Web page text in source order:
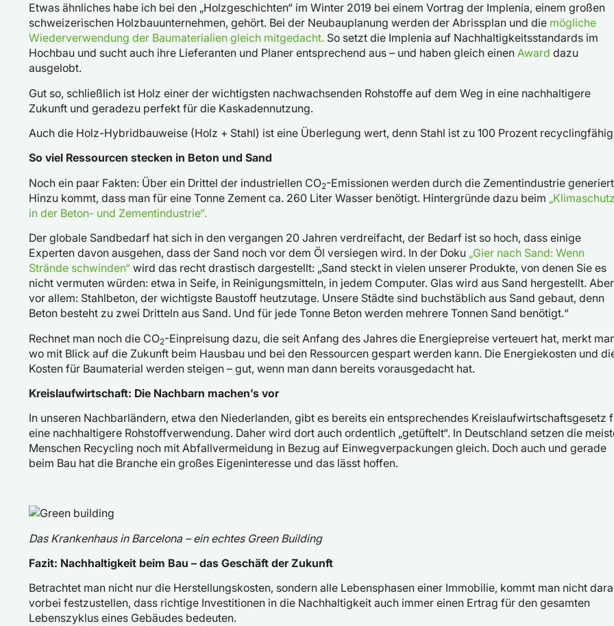
Etwas ähnliches habe ich bei den „Holzgeschichten“ im Winter 2019 bei einem Vortrag der Implenia, einem großen
schweizerischen Holzbauunternehmen, gehört. Bei der Neubauplanung werden der Abrissplan und die mögliche
Wiederverwendung der Baumaterialien gleich mitgedacht. So setzt die Implenia auf Nachhaltigkeitsstandards im
Hochbau und sucht auch ihre Lieferanten und Planer entsprechend aus – und haben gleich einen Award dazu
ausgelobt.
Gut so, schließlich ist Holz einer der wichtigsten nachwachsenden Rohstoffe auf dem Weg in eine nachhaltigere
Zukunft und geradezu perfekt für die Kaskadennutzung.
Auch die Holz-Hybridbauweise (Holz + Stahl) ist eine Überlegung wert, denn Stahl ist zu 100 Prozent
So viel Ressourcen stecken in Beton und Sand
Noch ein paar Fakten: Über ein Drittel der industriellen CO2-Emissionen werden durch die Zementindustrie
Hinzu kommt, dass man für eine Tonne Zement ca. 260 Liter Wasser benötigt. Hintergründe dazu beim
in der Beton- und Zementindustrie“.
Der globale Sandbedarf hat sich in den vergangen 20 Jahren verdreifacht, der Bedarf ist so hoch, dass einige
Experten davon ausgehen, dass der Sand noch vor dem Öl versiegen wird. In der Doku „Gier nach Sand: Wenn
Strände schwinden“ wird das recht drastisch dargestellt: „Sand steckt in vielen unserer Produkte, von denen Sie es
nicht vermuten würden: etwa in Seife, in Reinigungsmitteln, in jedem Computer. Glas wird aus Sand hergestellt. Aber
vor allem: Stahlbeton, der wichtigste Baustoff heutzutage. Unsere Städte sind buchstäblich aus Sand gebaut, denn
Beton besteht zu zwei Dritteln aus Sand. Und für jede Tonne Beton werden mehrere Tonnen Sand benötigt.“
Rechnet man noch die CO2-Einpreisung dazu, die seit Anfang des Jahres die Energiepreise verteuert hat, merkt
wo mit Blick auf die Zukunft beim Hausbau und bei den Ressourcen gespart werden kann. Die Energiekosten und
Kosten für Baumaterial werden steigen – gut, wenn man dann bereits vorausgedacht hat.
Kreislaufwirtschaft: Die Nachbarn machen’s vor
In unseren Nachbarländern, etwa den Niederlanden, gibt es bereits ein entsprechendes Kreislaufwirtschaftsgesetz
eine nachhaltigere Rohstoffverwendung. Daher wird dort auch ordentlich „getüftelt“. In Deutschland setzen die
Menschen Recycling noch mit Abfallvermeidung in Bezug auf Einwegverpackungen gleich. Doch auch und gerade
beim Bau hat die Branche ein großes Eigeninteresse und das lässt hoffen.
Das Krankenhaus in Barcelona – ein echtes Green Building
Fazit: Nachhaltigkeit beim Bau – das Geschäft der Zukunft
Betrachtet man nicht nur die Herstellungskosten, sondern alle Lebensphasen einer Immobilie, kommt man nicht
vorbei festzustellen, dass richtige Investitionen in die Nachhaltigkeit auch immer einen Ertrag für den gesamten
Lebenszyklus eines Gebäudes bedeuten.